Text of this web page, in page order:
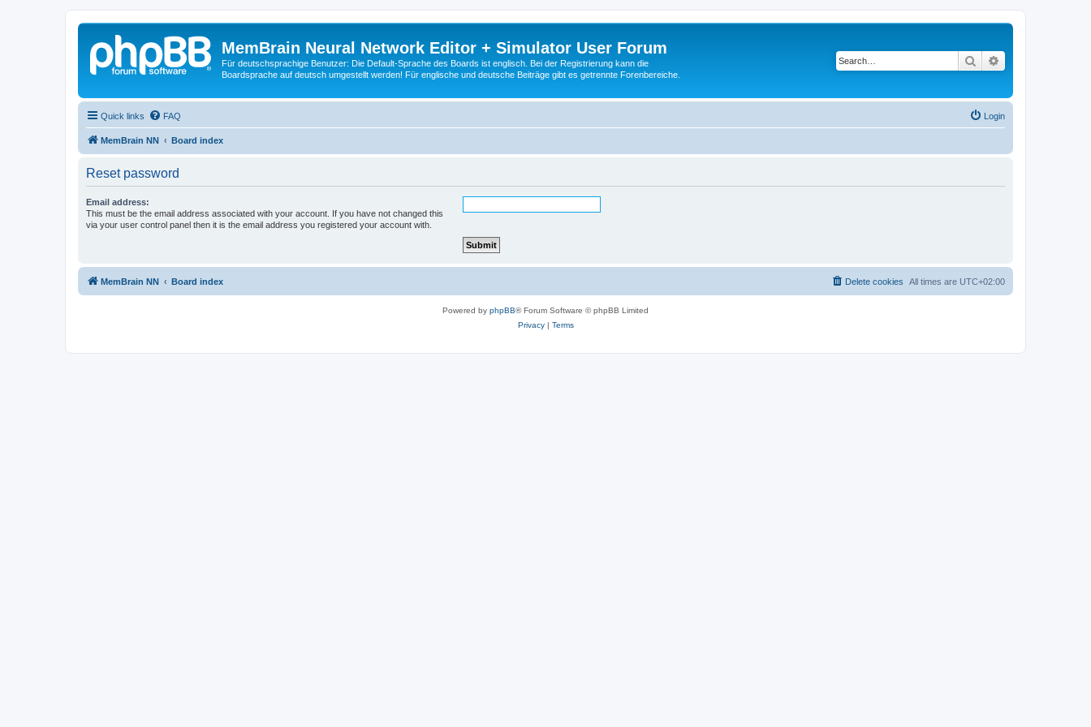
MemBrain Neural Network Editor + Simulator User Forum
Für deutschsprachige Benutzer: Die Default-Sprache des Boards ist englisch. Bei der Registrierung kann die
Boardsprache auf deutsch umgestellt werden! Für englische und deutsche Beiträge gibt es getrennte Forenbereiche.
Search
Quick links FAQ Login
MemBrain NN Board index
Reset password
Email address:
This must be the email address associated with your account. If you have not changed this
via your user control panel then it is the email address you registered your account with.
MemBrain NN Board index All times are UTC+02:00
Delete cookies
Powered by phpBB® Forum Software © phpBB Limited
Privacy| Terms